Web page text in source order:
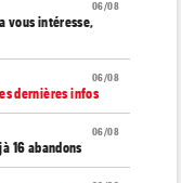
06/08
vous intéresse,
06/08
dernières infos
06/08
16 abandons